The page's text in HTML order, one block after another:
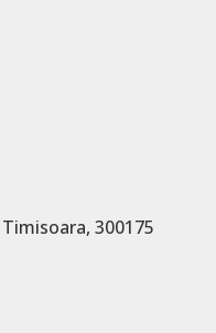
Timisoara, 300175